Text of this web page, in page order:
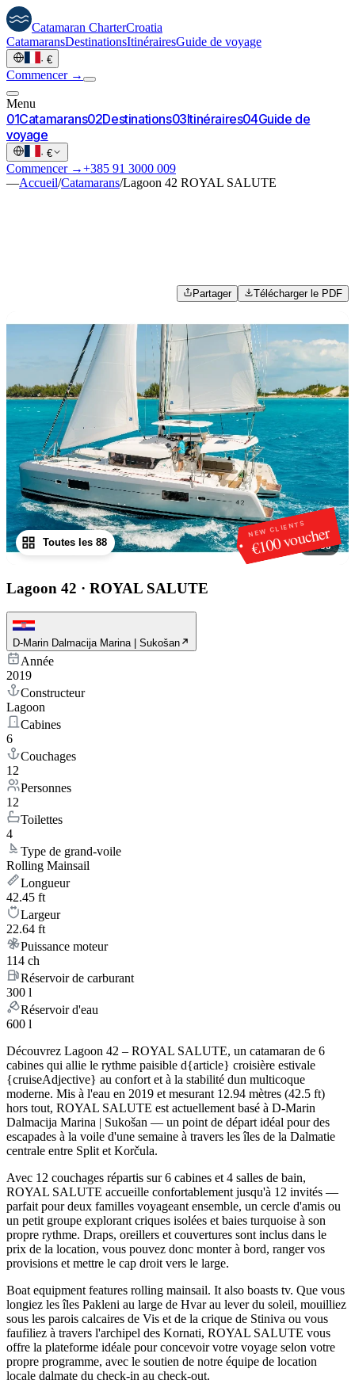
Catamaran CharterCroatia
CatamaransDestinationsItinérairesGuide de voyage
· €
Commencer →
Menu
01Catamarans02Destinations03Itinéraires04Guide de
voyage
· €
Commencer →+385 91 3000 009
—Accueil/Catamarans/Lagoon 42 ROYAL SALUTE
Partager Télécharger le PDF
NEW CLIENTS
€100 voucher
1/88
Toutes les 88
Lagoon 42 · ROYAL SALUTE
D-Marin Dalmacija Marina | Sukošan
Année
2019
Constructeur
Lagoon
Cabines
6
Couchages
12
Personnes
12
Toilettes
4
Type de grand-voile
Rolling Mainsail
Longueur
42.45 ft
Largeur
22.64 ft
Puissance moteur
114 ch
Réservoir de carburant
300 l
Réservoir d'eau
600 l
Découvrez Lagoon 42 – ROYAL SALUTE, un catamaran de 6
cabines qui allie le rythme paisible d{article} croisière estivale
{cruiseAdjective} au confort et à la stabilité dun multicoque
moderne. Mis à l'eau en 2019 et mesurant 12.94 mètres (42.5 ft)
hors tout, ROYAL SALUTE est actuellement basé à D-Marin
Dalmacija Marina | Sukošan — un point de départ idéal pour des
escapades à la voile d'une semaine à travers les îles de la Dalmatie
centrale entre Split et Korčula.
Avec 12 couchages répartis sur 6 cabines et 4 salles de bain,
ROYAL SALUTE accueille confortablement jusqu'à 12 invités —
parfait pour deux familles voyageant ensemble, un cercle d'amis ou
un petit groupe explorant criques isolées et baies turquoise à son
propre rythme. Draps, oreillers et couvertures sont inclus dans le
prix de la location, vous pouvez donc monter à bord, ranger vos
provisions et mettre le cap droit vers le large.
Boat equipment features rolling mainsail. It also boasts tv. Que vous
longiez les îles Pakleni au large de Hvar au lever du soleil, mouilliez
sous les parois calcaires de Vis et de la crique de Stiniva ou vous
faufiliez à travers l'archipel des Kornati, ROYAL SALUTE vous
offre la plateforme idéale pour concevoir votre voyage selon votre
propre programme, avec le soutien de notre équipe de location
locale dalmate du check-in au check-out.